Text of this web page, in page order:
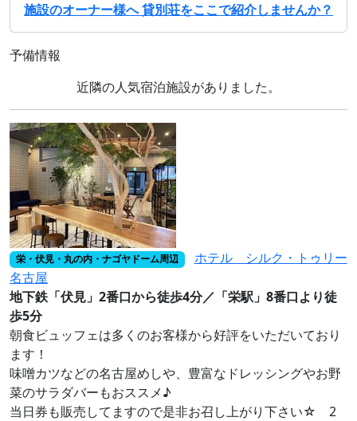
施設のオーナー様へ 貸別荘をここで紹介しませんか？
予備情報
近隣の人気宿泊施設がありました。
栄・伏見・丸の内・ナゴヤドーム周辺
ホテル シルク・トゥリー
名古屋
地下鉄「伏見」2番口から徒歩4分／「栄駅」8番口より徒
歩5分
朝食ビュッフェは多くのお客様から好評をいただいており
ます！
味噌カツなどの名古屋めしや、豊富なドレッシングやお野
菜のサラダバーもおススメ♪
当日券も販売してますので是非お召し上がり下さい☆ 2